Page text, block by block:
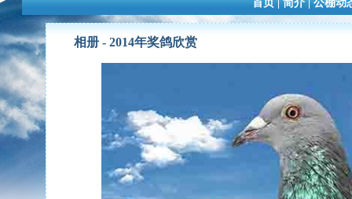
首页|简介|公棚动
相册 - 2014年奖鸽欣赏